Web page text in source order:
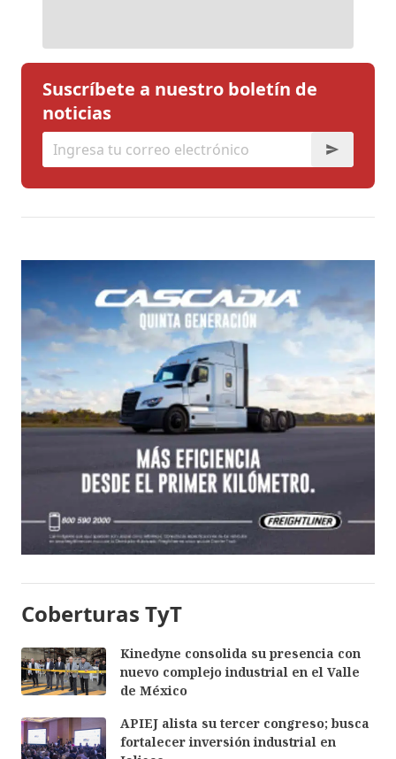
Suscríbete a nuestro boletín de
noticias
Coberturas TyT
Kinedyne consolida su presencia con
nuevo complejo industrial en el Valle
de México
APIEJ alista su tercer congreso; busca
fortalecer inversión industrial en